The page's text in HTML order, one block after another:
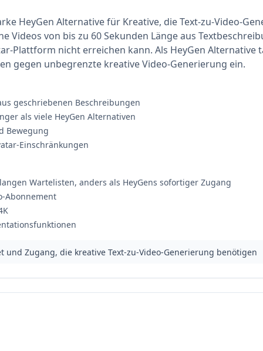
HeyGen Alternative für Kreative, die Text-zu-Video-
Videos von bis zu 60 Sekunden Länge aus
Plattform nicht erreichen kann. Als HeyGen Alternative
gegen unbegrenzte kreative Video-Generierung ein.
geschriebenen Beschreibungen
als viele HeyGen Alternativen
Bewegung
Einschränkungen
Wartelisten, anders als HeyGens sofortiger Zugang
Abonnement
und Zugang, die kreative Text-zu-Video-Generierung benötigen